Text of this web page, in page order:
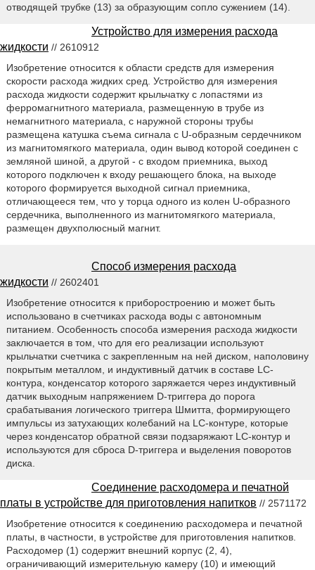
отводящей трубке (13) за образующим сопло сужением (14).
Устройство для измерения расхода
жидкости // 2610912
Изобретение относится к области средств для измерения
скорости расхода жидких сред. Устройство для измерения
расхода жидкости содержит крыльчатку с лопастями из
ферромагнитного материала, размещенную в трубе из
немагнитного материала, с наружной стороны трубы
размещена катушка съема сигнала с U-образным сердечником
из магнитомягкого материала, один вывод которой соединен с
земляной шиной, а другой - с входом приемника, выход
которого подключен к входу решающего блока, на выходе
которого формируется выходной сигнал приемника,
отличающееся тем, что у торца одного из колен U-образного
сердечника, выполненного из магнитомягкого материала,
размещен двухполюсный магнит.
Способ измерения расхода
жидкости // 2602401
Изобретение относится к приборостроению и может быть
использовано в счетчиках расхода воды с автономным
питанием. Особенность способа измерения расхода жидкости
заключается в том, что для его реализации используют
крыльчатки счетчика с закрепленным на ней диском, наполовину
покрытым металлом, и индуктивный датчик в составе LC-
контура, конденсатор которого заряжается через индуктивный
датчик выходным напряжением D-триггера до порога
срабатывания логического триггера Шмитта, формирующего
импульсы из затухающих колебаний на LC-контуре, которые
через конденсатор обратной связи подзаряжают LC-контур и
используются для сброса D-триггера и выделения поворотов
диска.
Соединение расходомера и печатной
платы в устройстве для приготовления напитков // 2571172
Изобретение относится к соединению расходомера и печатной
платы, в частности, в устройстве для приготовления напитков.
Расходомер (1) содержит внешний корпус (2, 4),
ограничивающий измерительную камеру (10) и имеющий